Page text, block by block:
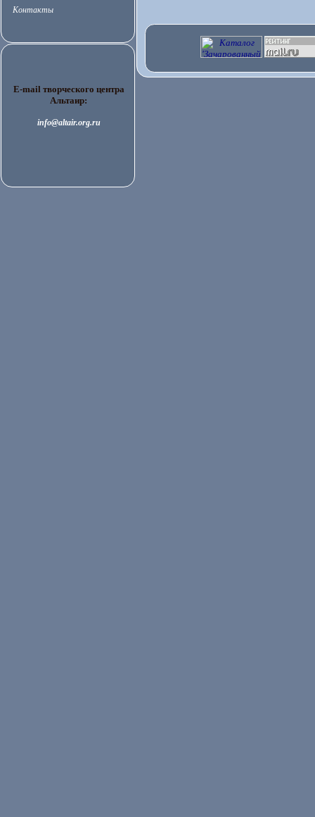
Контакты
E-mail творческого центра
Альтаир:
info@altair.org.ru